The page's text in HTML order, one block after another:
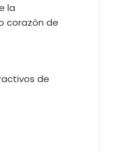
la
corazón de
de